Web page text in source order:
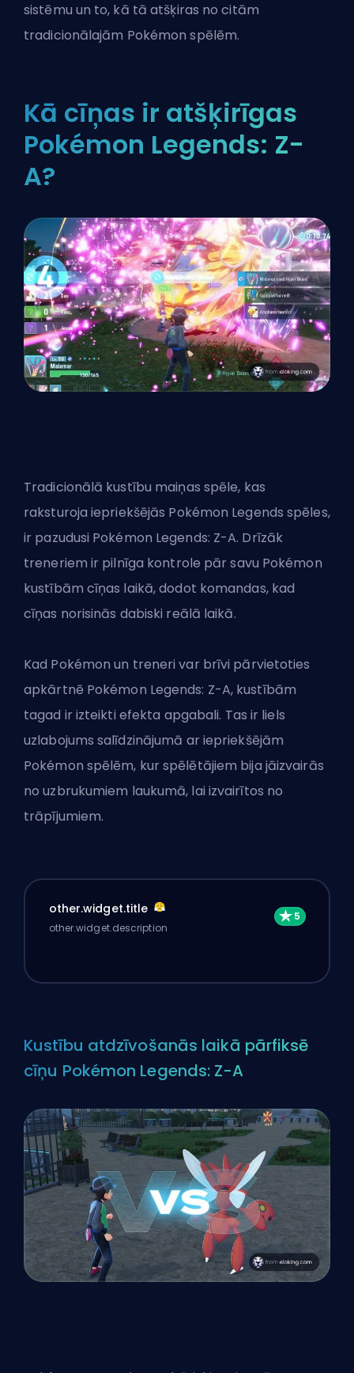
sistēmu un to, kā tā atšķiras no citām
tradicionālajām Pokémon spēlēm.
Kā cīņas ir atšķirīgas
Pokémon Legends: Z-
A?
Tradicionālā kustību maiņas spēle, kas
raksturoja iepriekšējās Pokémon Legends spēles,
ir pazudusi Pokémon Legends: Z-A. Drīzāk
treneriem ir pilnīga kontrole pār savu Pokémon
kustībām cīņas laikā, dodot komandas, kad
cīņas norisinās dabiski reālā laikā.
Kad Pokémon un treneri var brīvi pārvietoties
apkārtnē Pokémon Legends: Z-A, kustībām
tagad ir izteikti efekta apgabali. Tas ir liels
uzlabojums salīdzinājumā ar iepriekšējām
Pokémon spēlēm, kur spēlētājiem bija jāizvairās
no uzbrukumiem laukumā, lai izvairītos no
trāpījumiem.
other.widget.title
other.widget.description
Kustību atdzīvošanās laikā pārfiksē
cīņu Pokémon Legends: Z-A